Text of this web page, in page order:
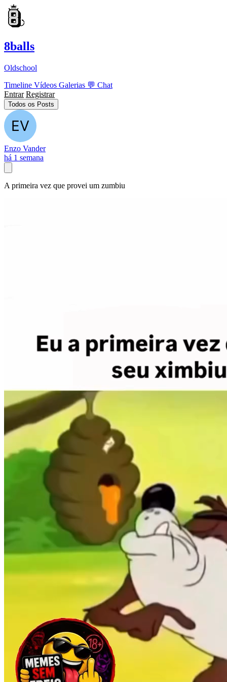
8balls
Oldschool
Timeline Vídeos Galerias 💬 Chat
Entrar Registrar
Todos os Posts
Enzo Vander
há 1 semana
A primeira vez que provei um zumbiu